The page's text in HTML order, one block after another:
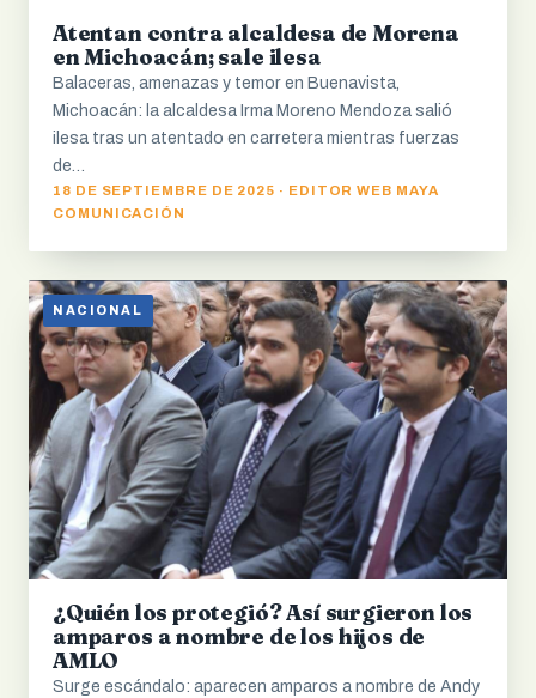
Atentan contra alcaldesa de Morena
en Michoacán; sale ilesa
Balaceras, amenazas y temor en Buenavista,
Michoacán: la alcaldesa Irma Moreno Mendoza salió
ilesa tras un atentado en carretera mientras fuerzas
de…
18 DE SEPTIEMBRE DE 2025 · EDITOR WEB MAYA
COMUNICACIÓN
NACIONAL
¿Quién los protegió? Así surgieron los
amparos a nombre de los hijos de
AMLO
Surge escándalo: aparecen amparos a nombre de Andy